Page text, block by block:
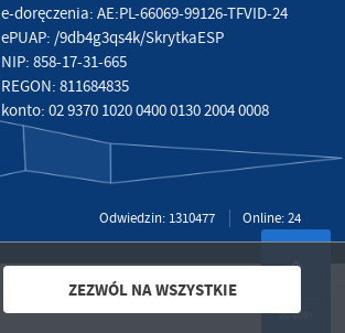
e-doręczenia: AE:PL-66069-99126-TFVID-24
ePUAP: /9db4g3qs4k/SkrytkaESP
NIP: 858-17-31-665
REGON: 811684835
konto: 02 9370 1020 0400 0130 2004 0008
Odwiedzin: 1310477 Online: 24
Powered by2ClickPortal®- Portale nowej generacji
DO GÓRY
ZEZWÓL NA WSZYSTKIE